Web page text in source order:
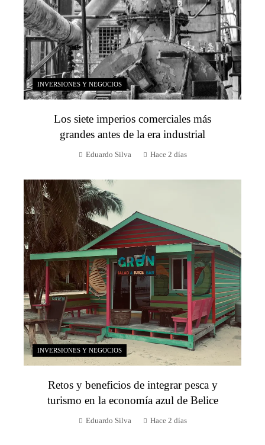
INVERSIONES Y NEGOCIOS
Los siete imperios comerciales más
grandes antes de la era industrial
Eduardo Silva Hace 2 días
INVERSIONES Y NEGOCIOS
Retos y beneficios de integrar pesca y
turismo en la economía azul de Belice
Eduardo Silva Hace 2 días